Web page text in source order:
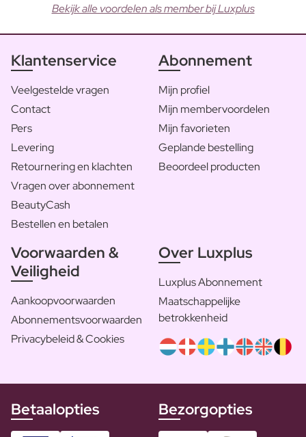
Bekijk alle voordelen als member bij Luxplus
Klantenservice
Veelgestelde vragen
Contact
Pers
Levering
Retournering en klachten
Vragen over abonnement
BeautyCash
Bestellen en betalen
Abonnement
Mijn profiel
Mijn membervoordelen
Mijn favorieten
Geplande bestelling
Beoordeel producten
Voorwaarden &
Veiligheid
Aankoopvoorwaarden
Abonnementsvoorwaarden
Privacybeleid & Cookies
Over Luxplus
Luxplus Abonnement
Maatschappelijke
betrokkenheid
Betaalopties Bezorgopties